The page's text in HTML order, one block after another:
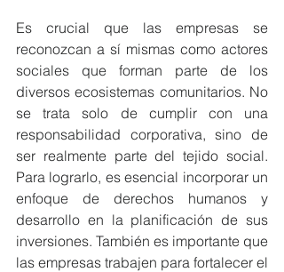
Es crucial que las empresas se
reconozcan a sí mismas como actores
sociales que forman parte de los
diversos ecosistemas comunitarios. No
se trata solo de cumplir con una
responsabilidad corporativa, sino de
ser realmente parte del tejido social.
Para lograrlo, es esencial incorporar un
enfoque de derechos humanos y
desarrollo en la planificación de sus
inversiones. También es importante que
las empresas trabajen para fortalecer el